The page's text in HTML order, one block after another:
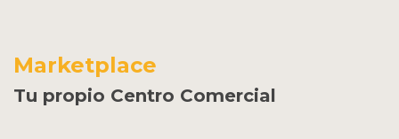
Marketplace
Tu propio Centro Comercial